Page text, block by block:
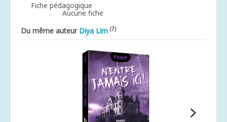
Fiche pédagogique
Aucune fiche
Du même auteur Diya Lim (7)